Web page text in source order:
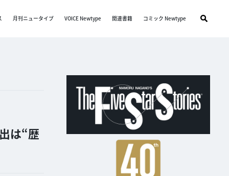
月刊ニュータイプ VOICE Newtype 関連書籍 コミック Newtype
は“歴